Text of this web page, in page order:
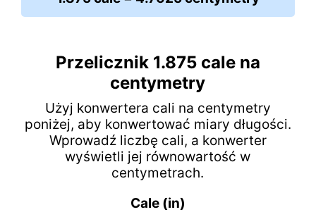
Przelicznik 1.875 cale na
centymetry
Użyj konwertera cali na centymetry
poniżej, aby konwertować miary długości.
Wprowadź liczbę cali, a konwerter
wyświetli jej równowartość w
centymetrach.
Cale (in)